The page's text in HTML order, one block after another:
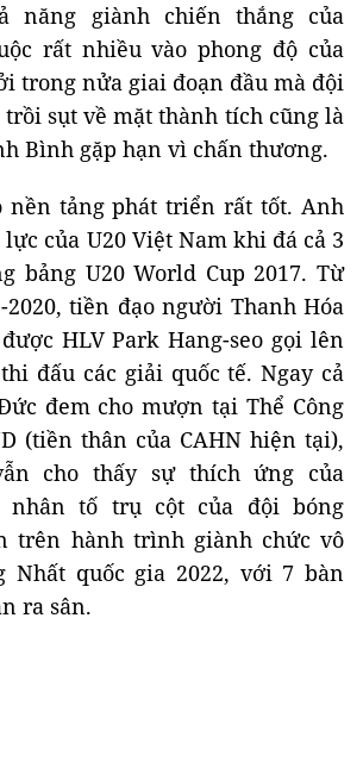
năng giành chiến thắng của
rất nhiều vào phong độ của
trong nửa giai đoạn đầu mà đội
sụt về mặt thành tích cũng là
Bình gặp hạn vì chấn thương.
nền tảng phát triển rất tốt. Anh
của U20 Việt Nam khi đá cả 3
bảng U20 World Cup 2017. Từ
2020, tiền đạo người Thanh Hóa
HLV Park Hang-seo gọi lên
đấu các giải quốc tế. Ngay cả
đem cho mượn tại Thể Công
(tiền thân của CAHN hiện tại),
cho thấy sự thích ứng của
tố trụ cột của đội bóng
trên hành trình giành chức vô
Nhất quốc gia 2022, với 7 bàn
ra sân.